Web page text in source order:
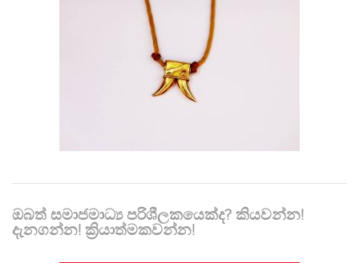
ඔබත් සමාජමාධ්‍ය පරිශීලකයෙක්ද? කියවන්න!
දැනගන්න! ක්‍රියාත්මකවන්න!